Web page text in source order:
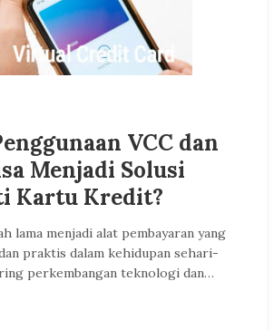
VCC dan
Menjadi Solusi
Kartu Kredit?
lama menjadi alat pembayaran yang
praktis dalam kehidupan sehari-
perkembangan teknologi dan…